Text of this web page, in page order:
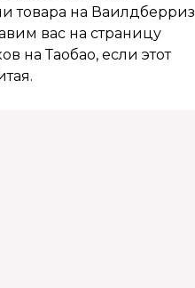
товара на Ваилдберриз
вас на страницу
на Таобао, если этот